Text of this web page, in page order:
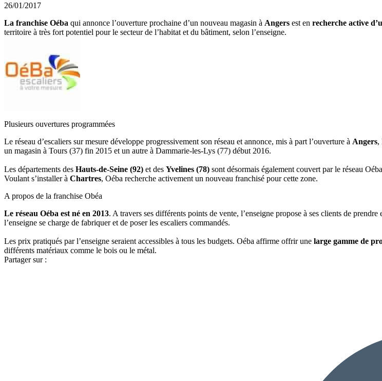
26/01/2017
La franchise Oéba qui annonce l’ouverture prochaine d’un nouveau magasin à Angers est en recherche active
territoire à très fort potentiel pour le secteur de l’habitat et du bâtiment, selon l’enseigne.
Plusieurs ouvertures programmées
Le réseau d’escaliers sur mesure développe progressivement son réseau et annonce, mis à part l’ouverture à Angers,
un magasin à Tours (37) fin 2015 et un autre à Dammarie-les-Lys (77) début 2016.
Les départements des Hauts-de-Seine (92) et des Yvelines (78) sont désormais également couvert par le réseau
Voulant s’installer à Chartres, Oéba recherche activement un nouveau franchisé pour cette zone.
A propos de la franchise Obéa
Le réseau Oéba est né en 2013. A travers ses différents points de vente, l’enseigne propose à ses clients de prendre
l’enseigne se charge de fabriquer et de poser les escaliers commandés.
Les prix pratiqués par l’enseigne seraient accessibles à tous les budgets. Oéba affirme offrir une large gamme de
différents matériaux comme le bois ou le métal.
Partager sur :